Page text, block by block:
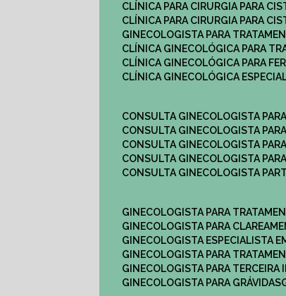
CLÍNICA PARA CIRURGIA PARA
CLÍNICA PARA CIRURGIA PARA
GINECOLOGISTA PARA
CLÍNICA GINECOLÓGICA PARA
CLÍNICA GINECOLÓGICA PARA
CLÍNICA GINECOLÓGICA
CONSULTA GINECOLOGISTA
CONSULTA GINECOLOGISTA
CONSULTA GINECOLOGISTA
CONSULTA GINECOLOGISTA
CONSULTA GINECOLOGISTA
GINECOLOGISTA PARA
GINECOLOGISTA PARA
GINECOLOGISTA ESPECIALISTA
GINECOLOGISTA PARA
GINECOLOGISTA PARA TERCEIRA
GINECOLOGISTA PARA GRÁVIDAS